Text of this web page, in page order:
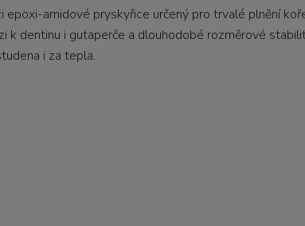
amidové pryskyřice určený pro trvalé plnění
k dentinu i gutaperče a dlouhodobé rozměrové
i za tepla.